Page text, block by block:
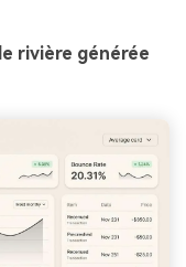
rivière générée